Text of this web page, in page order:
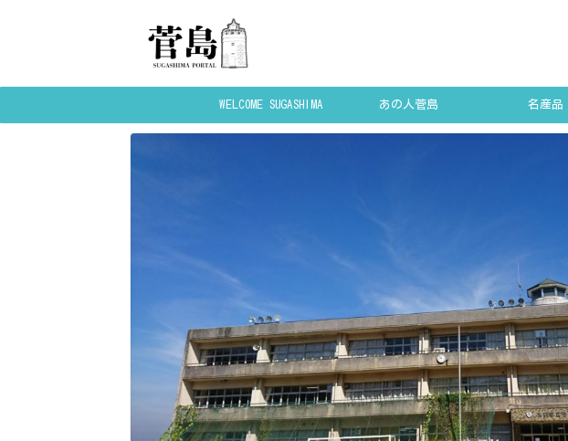
WELCOME SUGASHIMA あの人菅島 名産品